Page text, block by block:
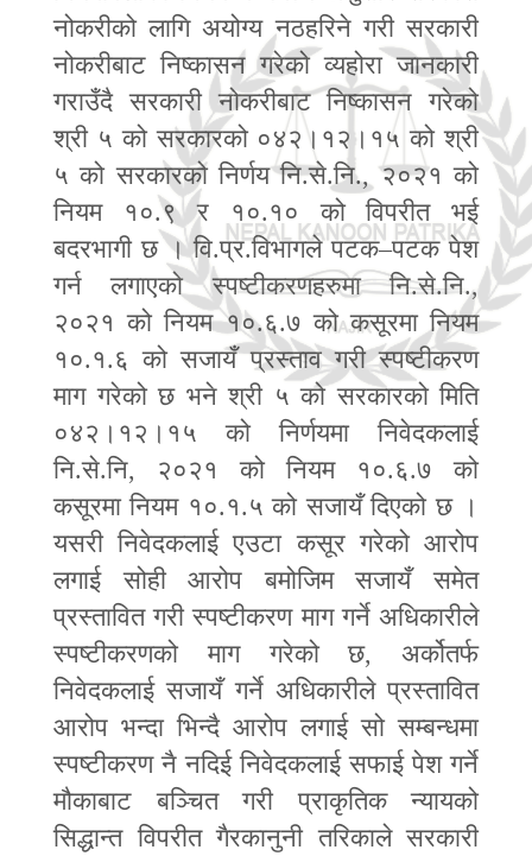
नोकरीको लागि अयोग्य नठहरिने गरी सरकारी
नोकरीबाट निष्कासन गरेको व्यहोरा जानकारी
गराउँदै सरकारी नोकरीबाट निष्कासन गरेको
श्री ५ को सरकारको ०४२।१२।१५ को श्री
५ को सरकारको निर्णय नि.से.नि.,२०२१ को
नियम १०.९ र १०.१० को विपरीत भई
बदरभागी छ । वि.प्र.विभागले पटक–पटक पेश
गर्न लगाएको स्पष्टीकरणहरुमा नि.से.नि.,
२०२१ को नियम १०.६.७ को कसूरमा नियम
१०.१.६ को सजायँ प्रस्ताव गरी स्पष्टीकरण
माग गरेको छ भने श्री ५ को सरकारको मिति
०४२।१२।१५ को निर्णयमा निवेदकलाई
नि.से.नि, २०२१ को नियम १०.६.७ को
कसूरमा नियम १०.१.५ को सजायँ दिएको छ ।
यसरी निवेदकलाई एउटा कसूर गरेको आरोप
लगाई सोही आरोप बमोजिम सजायँ समेत
प्रस्तावित गरी स्पष्टीकरण माग गर्ने अधिकारीले
स्पष्टीकरणको माग गरेको छ, अर्कोतर्फ
निवेदकलाई सजायँ गर्ने अधिकारीले प्रस्तावित
आरोप भन्दा भिन्दै आरोप लगाई सो सम्बन्धमा
स्पष्टीकरण नै नदिई निवेदकलाई सफाई पेश गर्ने
मौकाबाट बञ्चित गरी प्राकृतिक न्यायको
सिद्धान्त विपरीत गैरकानुनी तरिकाले सरकारी